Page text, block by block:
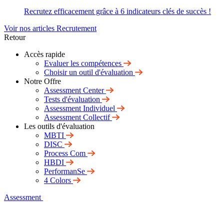
Recrutez efficacement grâce à 6 indicateurs clés de succès !
Voir nos articles Recrutement
Retour
Accès rapide
Evaluer les compétences
Choisir un outil d'évaluation
Notre Offre
Assessment Center
Tests d'évaluation
Assessment Individuel
Assessment Collectif
Les outils d'évaluation
MBTI
DISC
Process Com
HBDI
PerformanSe
4 Colors
Assessment